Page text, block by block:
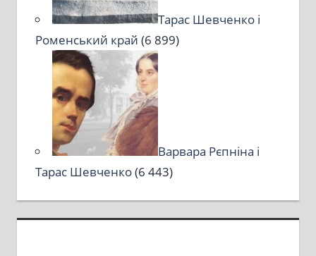
Тарас Шевченко і
Роменський край (6 899)
Варвара Рєпніна і
Тарас Шевченко(6 443)